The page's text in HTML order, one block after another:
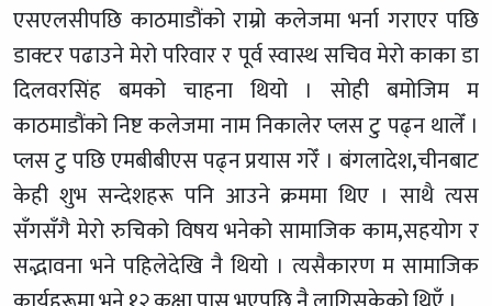
एसएलसीपछि काठमाडौंको राम्रो कलेजमा भर्ना गराएर पछि
डाक्टर पढाउने मेरो परिवार र पूर्व स्वास्थ सचिव मेरो काका डा
दिलवरसिंह बमको चाहना थियो । सोही बमोजिम म
काठमाडौंको निष्ट कलेजमा नाम निकालेर प्लस टु पढ्न थालेँ ।
प्लस टु पछि एमबीबीएस पढ्न प्रयास गरेँ । बंगलादेश,चीनबाट
केही शुभ सन्देशहरू पनि आउने क्रममा थिए । साथै त्यस
सँगसँगै मेरो रुचिको विषय भनेको सामाजिक काम,सहयोग र
सद्भावना भने पहिलेदेखि नै थियो । त्यसैकारण म सामाजिक